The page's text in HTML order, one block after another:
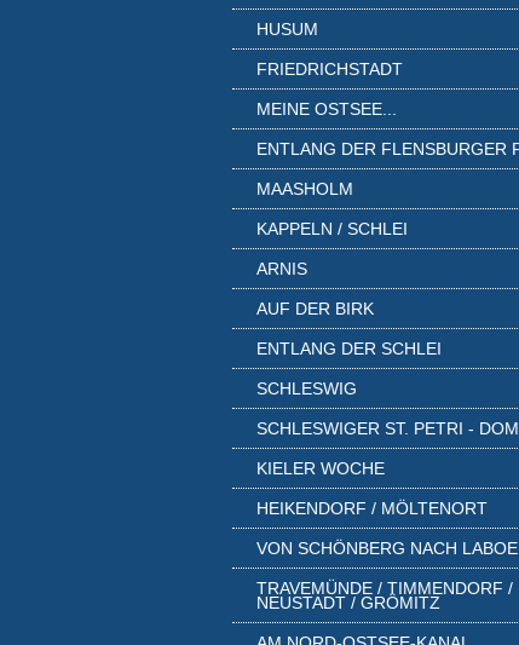
HUSUM
FRIEDRICHSTADT
MEINE OSTSEE...
ENTLANG DER FLENSBURGER
MAASHOLM
KAPPELN / SCHLEI
ARNIS
AUF DER BIRK
ENTLANG DER SCHLEI
SCHLESWIG
SCHLESWIGER ST. PETRI - DOM
KIELER WOCHE
HEIKENDORF / MÖLTENORT
VON SCHÖNBERG NACH LABOE
TRAVEMÜNDE / TIMMENDORF /
NEUSTADT / GRÖMITZ